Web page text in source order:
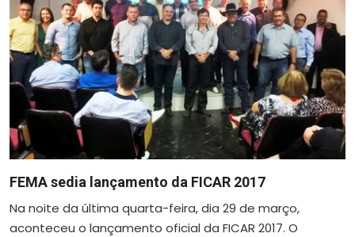
FEMA sedia lançamento da FICAR 2017
Na noite da última quarta-feira, dia 29 de março,
aconteceu o lançamento oficial da FICAR 2017. O